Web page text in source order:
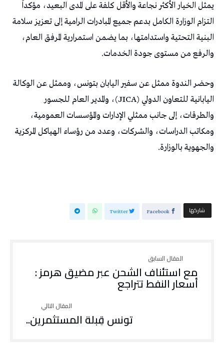
يمثل الخيار الأكثر نجاعة والأقل كلفة على المدى البعيد، مؤكداً
التزام الوزارة الكامل بدعم جميع المبادرات الرامية إلى تعزيز سلامة
البنية التحتية واستدامتها، بما يضمن استمرارية المرفق العام،
والرفع من مستوى جودة الخدمات.
وحضر الندوة ممثل عن سفير اليابان بتونس، وممثل عن الوكالة
اليابانية للتعاون الدولي (JICA)، والمدير العام للجسور
والطرقات، إلى جانب ممثلي الإدارات والمؤسسات العمومية،
ومكاتب الدراسات، والشركات، وعدد من رؤساء الهياكل المركزية
والجهوية بالوزارة.
‫‫ شاركها‬ Facebook
Twitter
مع استئناف الشحن عبر مضيق هرمز :
أسعار النفط تتراجع
تونس قِبلة المستثمرين..